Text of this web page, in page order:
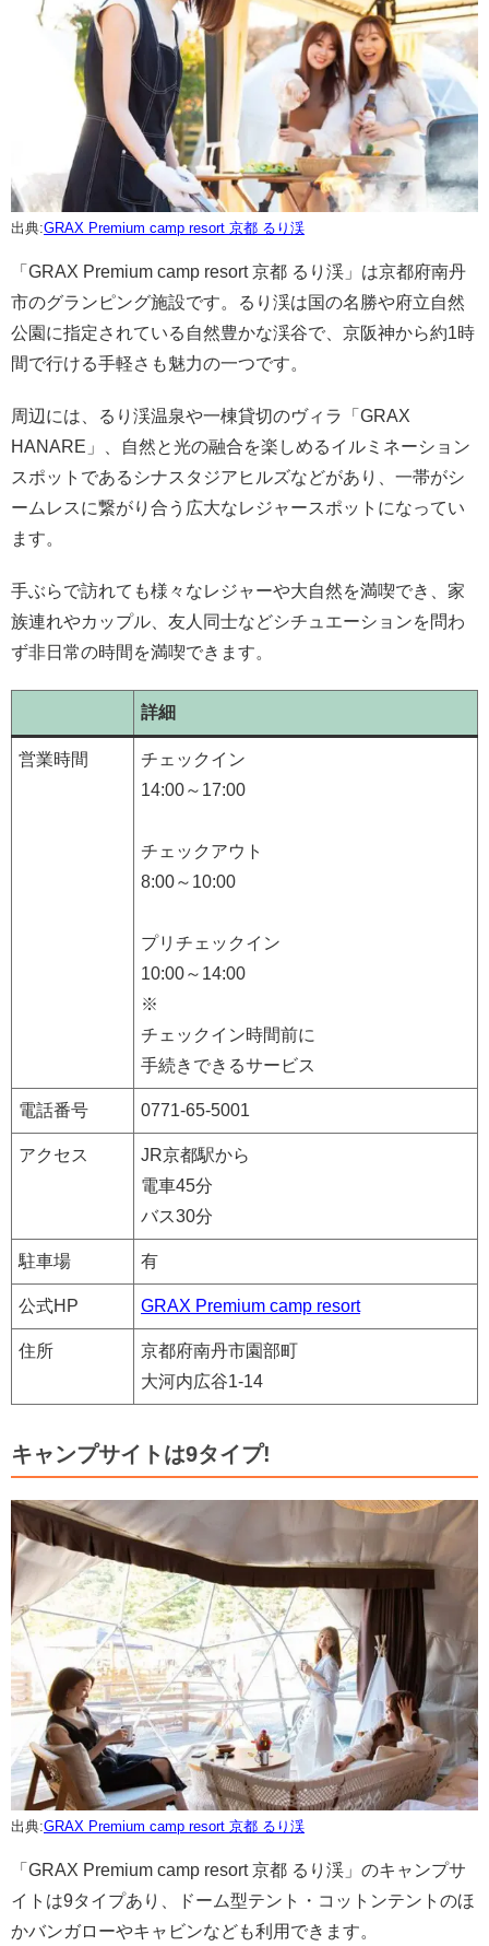
出典:GRAX Premium camp resort 京都 るり渓
「GRAX Premium camp resort 京都 るり渓」は京都府南丹
市のグランピング施設です。るり渓は国の名勝や府立自然
公園に指定されている自然豊かな渓谷で、京阪神から約1時
間で行ける手軽さも魅力の一つです。
周辺には、るり渓温泉や一棟貸切のヴィラ「GRAX
HANARE」、自然と光の融合を楽しめるイルミネーション
スポットであるシナスタジアヒルズなどがあり、一帯がシ
ームレスに繋がり合う広大なレジャースポットになってい
ます。
手ぶらで訪れても様々なレジャーや大自然を満喫でき、家
族連れやカップル、友人同士などシチュエーションを問わ
ず非日常の時間を満喫できます。
詳細
営業時間
チェックイン
14:00～17:00
チェックアウト
8:00～10:00
プリチェックイン
10:00～14:00
※
チェックイン時間前に
手続きできるサービス
電話番号 0771-65-5001
アクセス
JR京都駅から
電車45分
バス30分
駐車場 有
公式HP GRAX Premium camp resort
住所
京都府南丹市園部町
大河内広谷1-14
キャンプサイトは9タイプ!
出典:GRAX Premium camp resort 京都 るり渓
「GRAX Premium camp resort 京都 るり渓」のキャンプサ
イトは9タイプあり、ドーム型テント・コットンテントのほ
かバンガローやキャビンなども利用できます。